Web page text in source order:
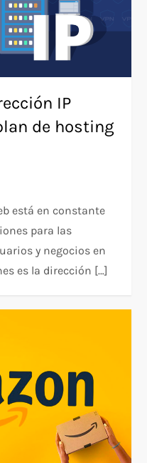
IP
de hosting
está en constante
para las
y negocios en
es la dirección […]